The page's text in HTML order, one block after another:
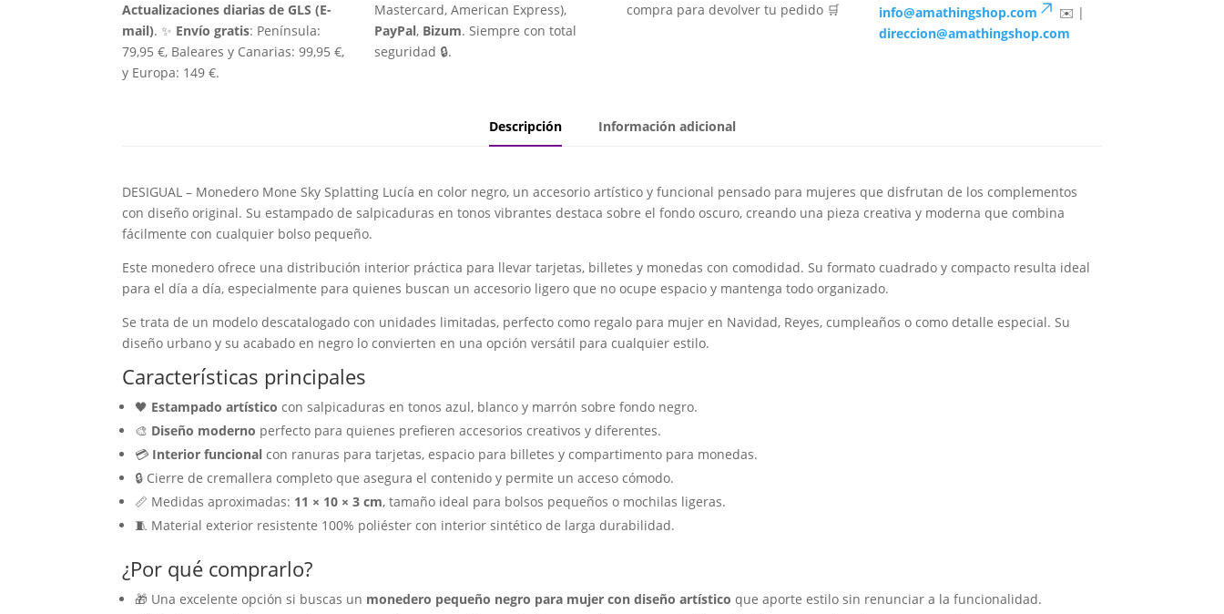
Actualizaciones diarias de GLS (E-
mail). ✨ Envío gratis: Península:
79,95 €, Baleares y Canarias: 99,95 €,
y Europa: 149 €.
Mastercard, American Express),
PayPal, Bizum. Siempre con total
seguridad 🔒.
compra para devolver tu pedido 🛒
info@amathingshop.com
✉️ |
direccion@amathingshop.com
Descripción Información adicional
DESIGUAL – Monedero Mone Sky Splatting Lucía en color negro, un accesorio artístico y funcional pensado para mujeres que disfrutan de los complementos
con diseño original. Su estampado de salpicaduras en tonos vibrantes destaca sobre el fondo oscuro, creando una pieza creativa y moderna que combina
fácilmente con cualquier bolso pequeño.
Este monedero ofrece una distribución interior práctica para llevar tarjetas, billetes y monedas con comodidad. Su formato cuadrado y compacto resulta ideal
para el día a día, especialmente para quienes buscan un accesorio ligero que no ocupe espacio y mantenga todo organizado.
Se trata de un modelo descatalogado con unidades limitadas, perfecto como regalo para mujer en Navidad, Reyes, cumpleaños o como detalle especial. Su
diseño urbano y su acabado en negro lo convierten en una opción versátil para cualquier estilo.
Características principales
🖤 Estampado artístico con salpicaduras en tonos azul, blanco y marrón sobre fondo negro.
🎨 Diseño moderno perfecto para quienes prefieren accesorios creativos y diferentes.
💳 Interior funcional con ranuras para tarjetas, espacio para billetes y compartimento para monedas.
🔒 Cierre de cremallera completo que asegura el contenido y permite un acceso cómodo.
📏 Medidas aproximadas: 11 × 10 × 3 cm, tamaño ideal para bolsos pequeños o mochilas ligeras.
🧵 Material exterior resistente 100% poliéster con interior sintético de larga durabilidad.
¿Por qué comprarlo?
🎁 Una excelente opción si buscas un monedero pequeño negro para mujer con diseño artístico que aporte estilo sin renunciar a la funcionalidad.